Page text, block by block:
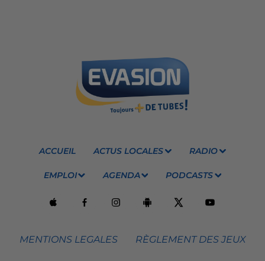
ACCUEIL ACTUS LOCALES RADIO
EMPLOI AGENDA PODCASTS
MENTIONS LEGALES RÈGLEMENT DES JEUX